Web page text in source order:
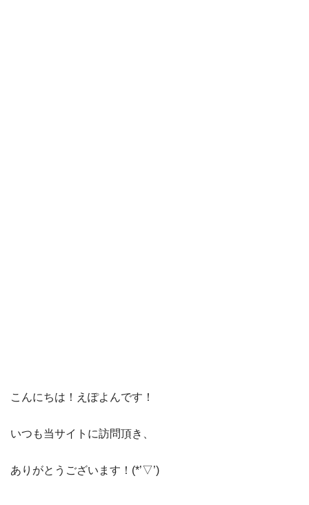
こんにちは！えぽよんです！
​いつも当サイト​に訪問頂き、​
ありがとうございます！(*’▽’)​​